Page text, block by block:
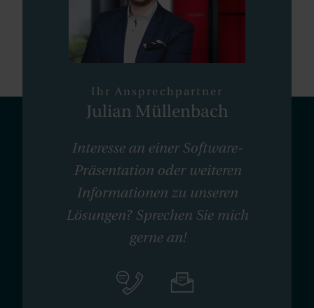
Ihr Ansprechpartner
Julian Müllenbach
Interesse an einer Software-
Präsentation oder weiteren
Informationen zu unseren
Lösungen? Sprechen Sie mich
gerne an!